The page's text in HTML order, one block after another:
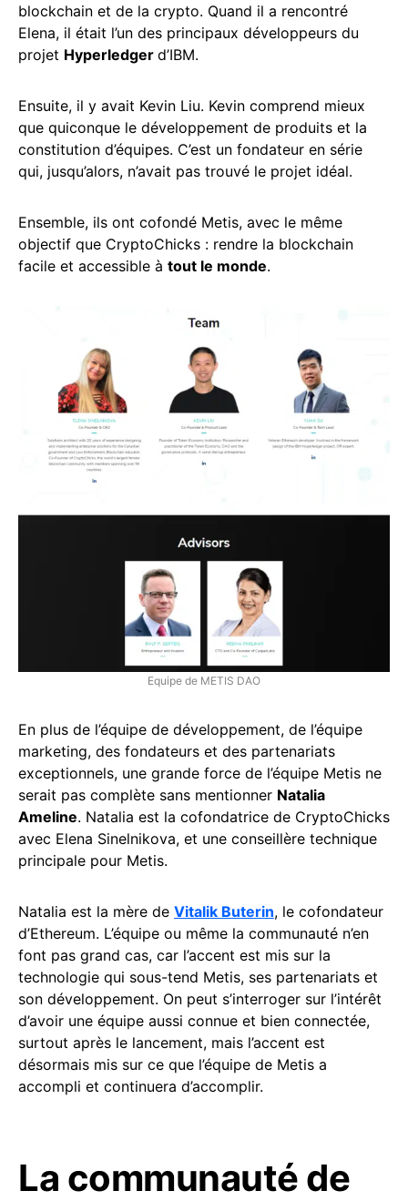
blockchain et de la crypto. Quand il a rencontré
Elena, il était l’un des principaux développeurs du
projet Hyperledger d’IBM.
Ensuite, il y avait Kevin Liu. Kevin comprend mieux
que quiconque le développement de produits et la
constitution d’équipes. C’est un fondateur en série
qui, jusqu’alors, n’avait pas trouvé le projet idéal.
Ensemble, ils ont cofondé Metis, avec le même
objectif que CryptoChicks : rendre la blockchain
facile et accessible à tout le monde.
Equipe de METIS DAO
En plus de l’équipe de développement, de l’équipe
marketing, des fondateurs et des partenariats
exceptionnels, une grande force de l’équipe Metis ne
serait pas complète sans mentionner Natalia
Ameline. Natalia est la cofondatrice de CryptoChicks
avec Elena Sinelnikova, et une conseillère technique
principale pour Metis.
Natalia est la mère de Vitalik Buterin, le cofondateur
d’Ethereum. L’équipe ou même la communauté n’en
font pas grand cas, car l’accent est mis sur la
technologie qui sous-tend Metis, ses partenariats et
son développement. On peut s’interroger sur l’intérêt
d’avoir une équipe aussi connue et bien connectée,
surtout après le lancement, mais l’accent est
désormais mis sur ce que l’équipe de Metis a
accompli et continuera d’accomplir.
La communauté de